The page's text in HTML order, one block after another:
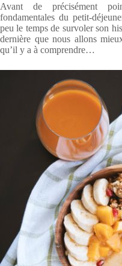
Avant de précisément
fondamentales du petit-
peu le temps de survoler son
dernière que nous allons
qu’il y a à comprendre…